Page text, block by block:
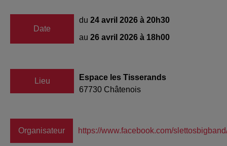
Date
du 24 avril 2026 à 20h30
au 26 avril 2026 à 18h00
Lieu
Espace les Tisserands
67730 Châtenois
Organisateur https://www.facebook.com/